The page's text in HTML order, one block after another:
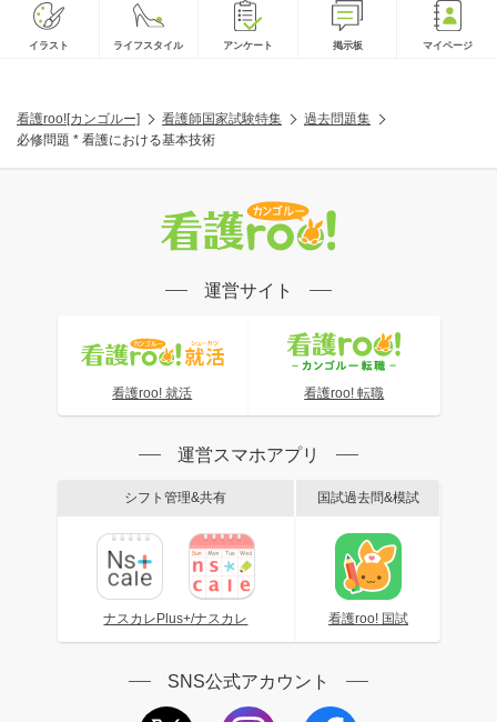
イラスト ライフスタイル アンケート 掲示板 マイページ
看護roo![カンゴルー] 看護師国家試験特集
過去問題集
必修問題 * 看護における基本技術
運営サイト
看護roo! 就活 看護roo! 転職
運営スマホアプリ
シフト管理&共有
ナスカレPlus+/ナスカレ
国試過去問&模試
看護roo! 国試
SNS公式アカウント